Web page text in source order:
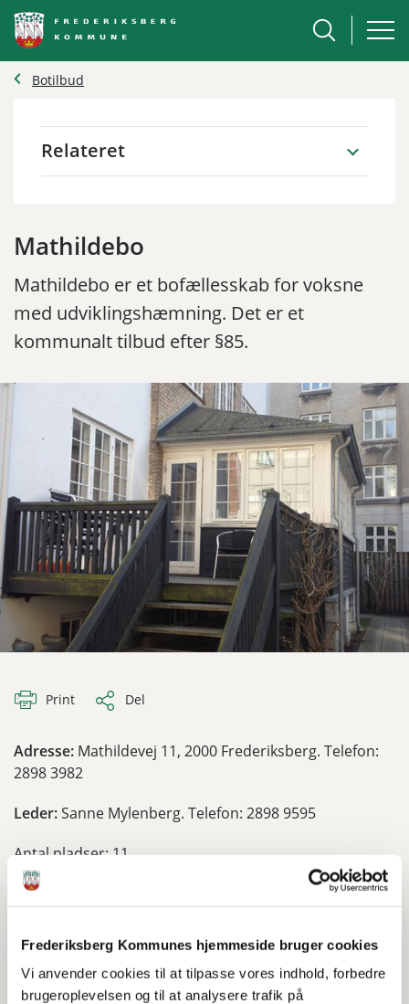
Frederiksberg Kommunes hjemmeside bruger cookies
Vi anvender cookies til at tilpasse vores indhold, forbedre
brugeroplevelsen og til at analysere trafik på
Botilbud
Relateret
Mathildebo
Mathildebo er et bofællesskab for voksne
med udviklingshæmning. Det er et
kommunalt tilbud efter §85.
Print Del
Adresse: Mathildevej 11, 2000 Frederiksberg. Telefon:
2898 3982
Leder:Sanne Mylenberg. Telefon: 2898 9595
Antal pladser: 11
Om tilbuddet